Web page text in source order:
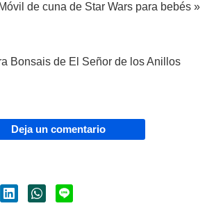
Móvil de cuna de Star Wars para bebés »
Bonsais de El Señor de los Anillos
Deja un comentario